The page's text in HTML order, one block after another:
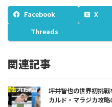
Facebook X
Threads
関連記事
坪井智也の世界初挑
カルド・マラジカ攻略